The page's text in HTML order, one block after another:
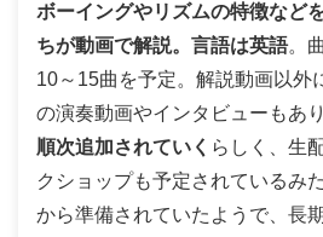
ボーイングやリズムの特徴など
ちが動画で解説。言語は英語。
10～15曲を予定。解説動画以外
の演奏動画やインタビューもあり
順次追加されていく らしく、生
クショップも予定されているみ
から準備されていたようで、長